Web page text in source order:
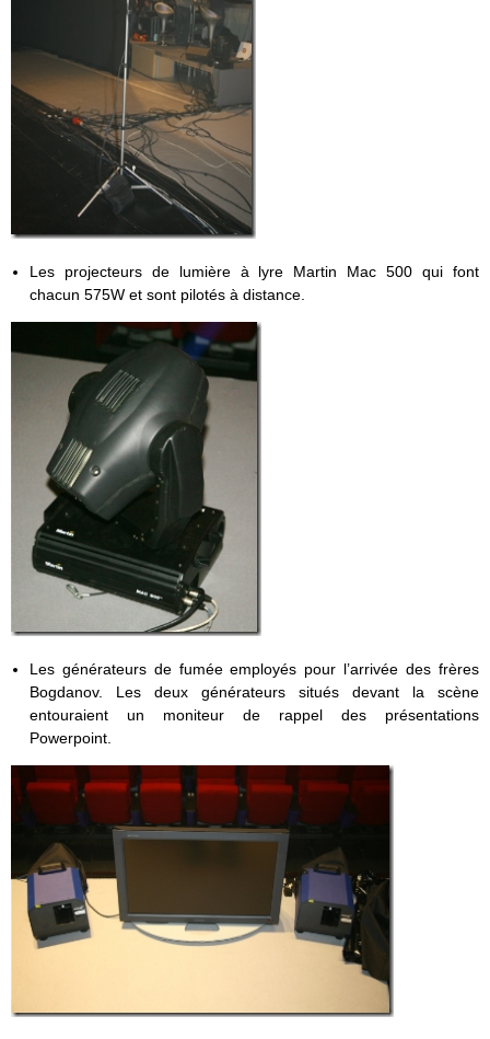
Les projecteurs de lumière à lyre Martin Mac 500 qui font
chacun 575W et sont pilotés à distance.
Les générateurs de fumée employés pour l’arrivée des frères
Bogdanov. Les deux générateurs situés devant la scène
entouraient un moniteur de rappel des présentations
Powerpoint.